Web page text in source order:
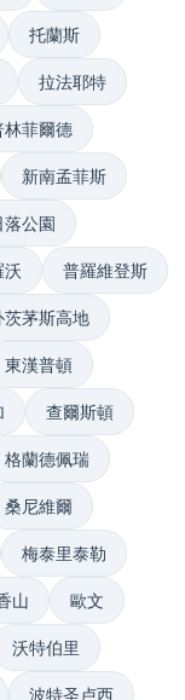
托蘭斯
拉法耶特
林菲爾德
新南孟菲斯
落公園
沃 普羅維登斯
茨茅斯高地
東漢普頓
查爾斯頓
格蘭德佩瑞
桑尼維爾
梅泰里泰勒
山 歐文
沃特伯里
波特圣卢西